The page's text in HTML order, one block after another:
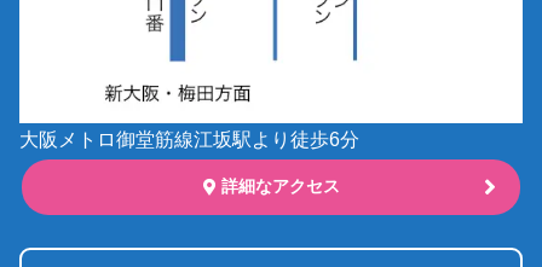
大阪メトロ御堂筋線江坂駅より徒歩6分
詳細なアクセス